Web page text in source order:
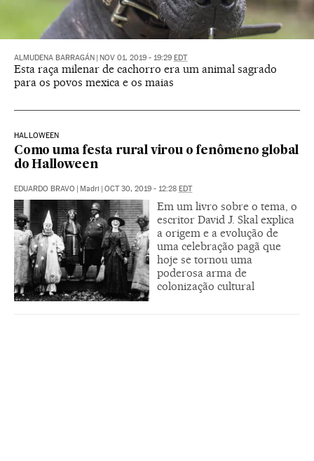
ALMUDENA BARRAGÁN NOV 01, 2019 - 19:29 EDT
Esta raça milenar de cachorro era um animal sagrado
para os povos mexica e os maias
HALLOWEEN
Como uma festa rural virou o fenômeno global
do Halloween
EDUARDO BRAVO Madri OCT 30, 2019 - 12:28 EDT
Em um livro sobre o tema, o
escritor David J. Skal explica
a origem e a evolução de
uma celebração pagã que
hoje se tornou uma
poderosa arma de
colonização cultural